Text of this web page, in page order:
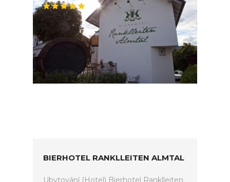
BIERHOTEL RANKLLEITEN ALMTAL
Ubytování (Hotel) Bierhotel Ranklleiten